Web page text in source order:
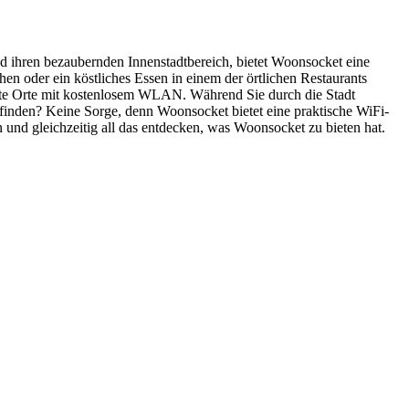
bezaubernden Innenstadtbereich, bietet Woonsocket eine
oder ein köstliches Essen in einem der örtlichen Restaurants
Orte mit kostenlosem WLAN. Während Sie durch die Stadt
Keine Sorge, denn Woonsocket bietet eine praktische WiFi-
gleichzeitig all das entdecken, was Woonsocket zu bieten hat.